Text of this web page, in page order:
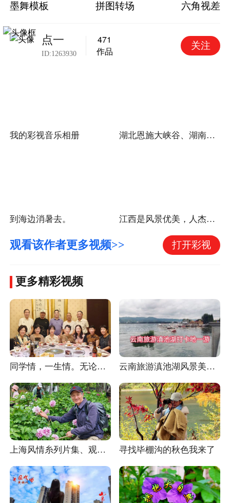
墨舞模板 拼图转场 六角视差
点一
ID:1263930
471
作品
关注
我的彩视音乐相册 湖北恩施大峡谷、湖南自驾游（湖北篇）
到海边消暑去。 江西是风景优美，人杰地灵的好地方。
观看该作者更多视频>> 打开彩视
更多精彩视频
同学情，一生情。无论走多远、隔多久，再相逢依旧是从前的亲切。顺风大酒店(市百一店)(20251009) 云南旅游滇池湖风景美如画 2026.6.
上海风情糸列片集、观《漕溪公园牡丹园》，手机录制原创。 寻找毕棚沟的秋色我来了